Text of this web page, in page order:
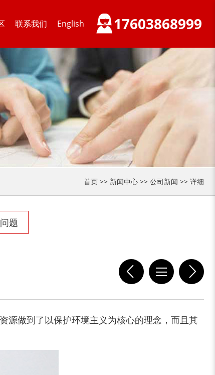
联系我们 English 17603868999
首页 >> 新闻中心 >> 公司新闻 >> 详细
题
源做到了以保护环境主义为核心的理念，而且其